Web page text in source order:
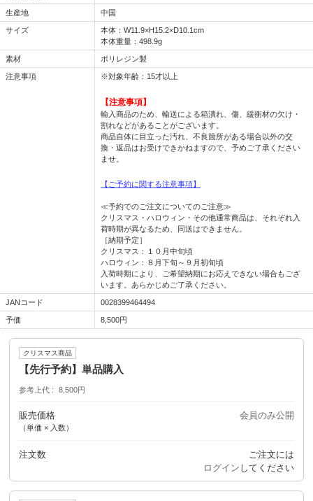
生産地 中国
サイズ
本体：W11.9×H15.2×D10.1cm
本体重量：498.9g
素材 ポリレジン製
注意事項 ※対象年齢：15才以上
【注意事項】
輸入商品のため、輸送による箱潰れ、傷、緩衝材の欠け・
割れなどがあることがございます。
商品自体に目立った汚れ、不良箇所がある場合以外の交
換・返品はお受けできかねますので、予めご了承ください
ませ。
【ご予約に関する注意事項】
≪予約でのご注文についてのご注意≫
クリスマス・ハロウィン・その他通常商品は、それぞれ入
荷時期が異なるため、同送はできません。
［納期予定］
クリスマス：１０月中旬頃
ハロウィン：８月下旬～９月初旬頃
入荷時期により、ご希望納期にお応えできない場合もござ
います。あらかじめご了承ください。
JANコード 0028399464494
予価 8,500円
クリスマス商品
【先行予約】単品購入
参考上代 8,500円
販売価格
（単価 × 入数）
会員のみ公開
注文数
ご注文には
ログイン してください